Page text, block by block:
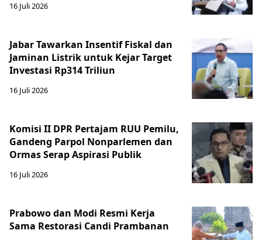
16 Juli 2026
Jabar Tawarkan Insentif Fiskal dan
Jaminan Listrik untuk Kejar Target
Investasi Rp314 Triliun
16 Juli 2026
Komisi II DPR Pertajam RUU Pemilu,
Gandeng Parpol Nonparlemen dan
Ormas Serap Aspirasi Publik
16 Juli 2026
Prabowo dan Modi Resmi Kerja
Sama Restorasi Candi Prambanan